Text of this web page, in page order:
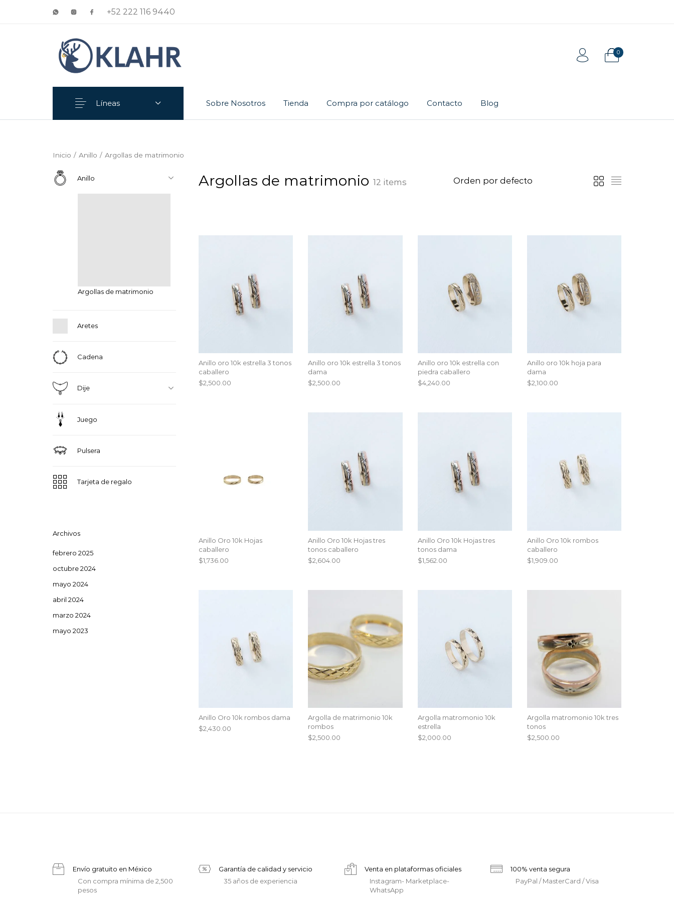
+52 222 116 9440
0
Sobre Nosotros Tienda Compra por catálogo Contacto Blog
Líneas
Inicio / Anillo / Argollas de matrimonio
Anillo
Argollas de matrimonio
Aretes
Cadena
Dije
Juego
Pulsera
Tarjeta de regalo
Archivos
febrero 2025
octubre 2024
mayo 2024
abril 2024
marzo 2024
mayo 2023
Argollas de matrimonio 12 items
Anillo oro 10k estrella 3 tonos
caballero
$2,500.00
Anillo oro 10k estrella 3 tonos
dama
$2,500.00
Anillo oro 10k estrella con
piedra caballero
$4,240.00
Anillo oro 10k hoja para
dama
$2,100.00
Anillo Oro 10k Hojas
caballero
$1,736.00
Anillo Oro 10k Hojas tres
tonos caballero
$2,604.00
Anillo Oro 10k Hojas tres
tonos dama
$1,562.00
Anillo Oro 10k rombos
caballero
$1,909.00
Anillo Oro 10k rombos dama
$2,430.00
Argolla de matrimonio 10k
rombos
$2,500.00
Argolla matromonio 10k
estrella
$2,000.00
Argolla matromonio 10k tres
tonos
$2,500.00
Envío gratuito en México
Con compra mínima de 2,500
pesos
Garantía de calidad y servicio
35 años de experiencia
Venta en plataformas oficiales
Instagram- Marketplace-
WhatsApp
100% venta segura
PayPal / MasterCard / Visa